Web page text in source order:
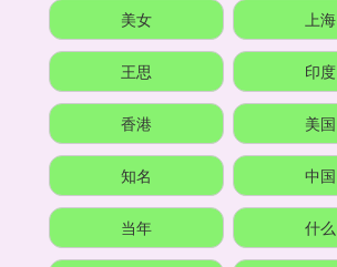
美女 上海
王思 印度
香港 美国
知名 中国
当年 什么